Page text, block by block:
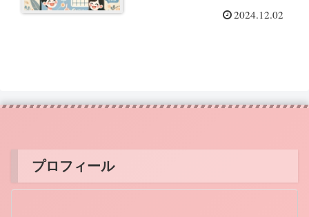
2024.12.02
プロフィール